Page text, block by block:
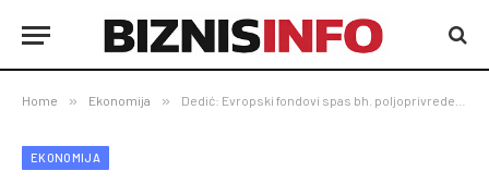
Home » Ekonomija » Dedić: Evropski fondovi spas bh. poljoprivrede, rješenja i na federalnom nivou
EKONOMIJA